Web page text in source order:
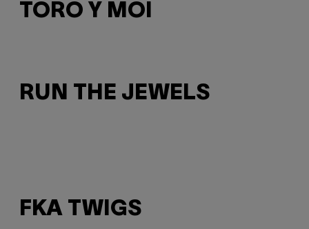
TORO Y MOI
RUN THE JEWELS
FKA TWIGS